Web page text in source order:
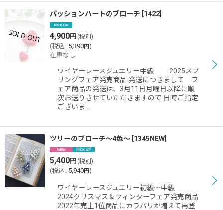
パッションハートのブローチ 1422
4,900円 (税別)
(税込 : 5,390円)
在庫なし
ワイヤーレースジュエリー中級 2025スプ
リングフェア発売商品 発送につきまして フ
ェア商品の発送は、3月11日月曜日以降に順
次お送りさせていただきますので 日時ご指定
ございま…
ツリーのブローチ〜4色〜 1345NEW
5,400円 (税別)
(税込 : 5,940円)
ワイヤーレースジュエリー初級〜中級
2024クリスマス＆ウィンターフェア発売商品
2022年売上1位商品にカラバリが増えて再登